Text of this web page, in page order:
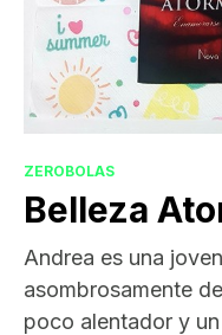
ZEROBOLAS
Belleza
Andrea es una
asombrosamente
poco alentador y